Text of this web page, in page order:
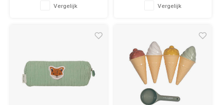
Vergelijk Vergelijk